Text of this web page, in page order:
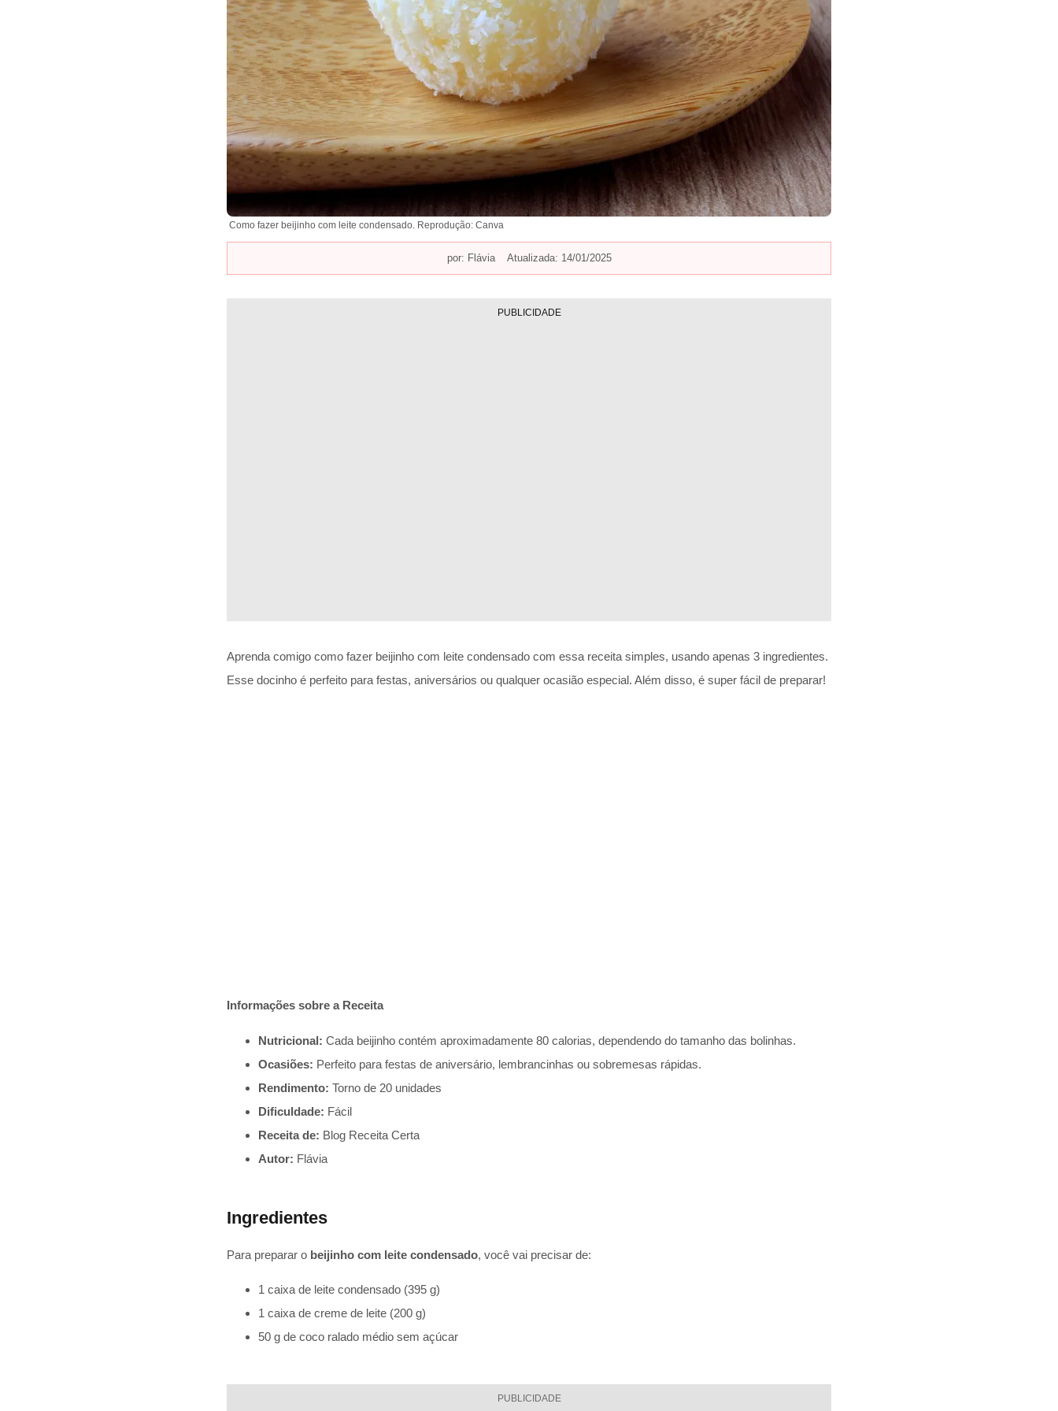
Como fazer beijinho com leite condensado. Reprodução: Canva
por: Flávia Atualizada: 14/01/2025
PUBLICIDADE
Aprenda comigo como fazer beijinho com leite condensado com essa receita simples, usando apenas 3 ingredientes.
Esse docinho é perfeito para festas, aniversários ou qualquer ocasião especial. Além disso, é super fácil de preparar!
Informações sobre a Receita
Nutricional: Cada beijinho contém aproximadamente 80 calorias, dependendo do tamanho das bolinhas.
Ocasiões: Perfeito para festas de aniversário, lembrancinhas ou sobremesas rápidas.
Rendimento: Torno de 20 unidades
Dificuldade: Fácil
Receita de: Blog Receita Certa
Autor: Flávia
Ingredientes
Para preparar o beijinho com leite condensado, você vai precisar de:
1 caixa de leite condensado (395 g)
1 caixa de creme de leite (200 g)
50 g de coco ralado médio sem açúcar
PUBLICIDADE